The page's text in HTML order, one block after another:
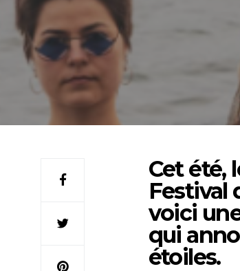
Cet été,
Festival
voici
qui
étoiles.